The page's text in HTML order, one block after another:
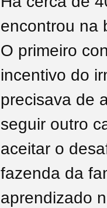
encontrou na
O primeiro
incentivo do
precisava de
seguir outro
aceitar o
fazenda da
aprendizado